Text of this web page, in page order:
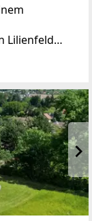
Lilienfeld
mit ca.